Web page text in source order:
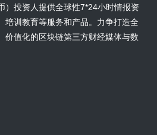
）投资人提供全球性7*24小时情报资
培训教育等服务和产品。力争打造全
价值化的区块链第三方财经媒体与数